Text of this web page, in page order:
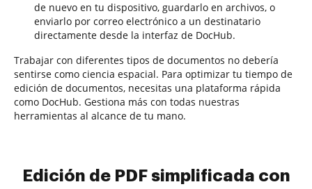
de nuevo en tu dispositivo, guardarlo en archivos, o
enviarlo por correo electrónico a un destinatario
directamente desde la interfaz de DocHub.
Trabajar con diferentes tipos de documentos no debería
sentirse como ciencia espacial. Para optimizar tu tiempo de
edición de documentos, necesitas una plataforma rápida
como DocHub. Gestiona más con todas nuestras
herramientas al alcance de tu mano.
Edición de PDF simplificada con